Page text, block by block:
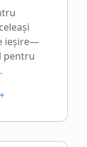
ieșire—
pentru